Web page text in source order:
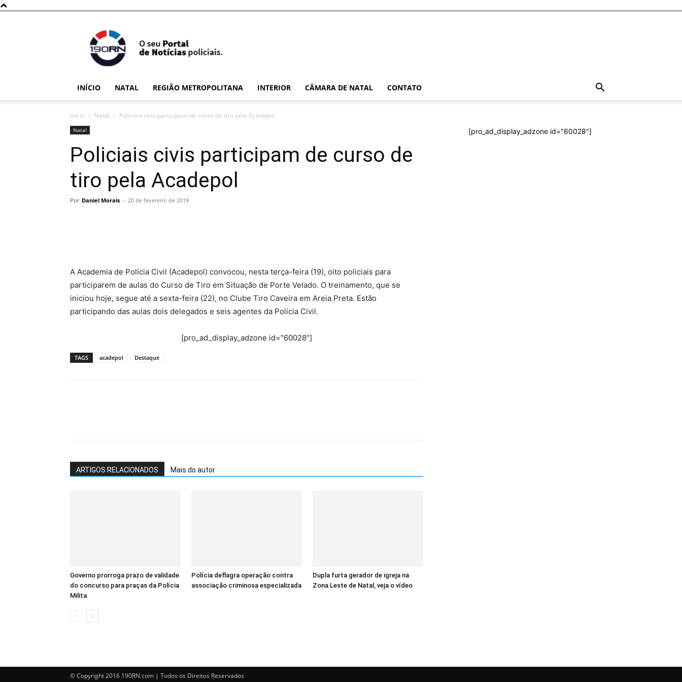
INÍCIO NATAL REGIÃO METROPOLITANA INTERIOR CÂMARA DE NATAL CONTATO
Início Natal Policiais civis participam de curso de tiro pela Acadepol
Natal
Policiais civis participam de curso de
tiro pela Acadepol
Por Daniel Morais - 20 de fevereiro de 2019
A Academia de Polícia Civil (Acadepol) convocou, nesta terça-feira (19), oito policiais para
participarem de aulas do Curso de Tiro em Situação de Porte Velado. O treinamento, que se
iniciou hoje, segue até a sexta-feira (22), no Clube Tiro Caveira em Areia Preta. Estão
participando das aulas dois delegados e seis agentes da Polícia Civil.
[pro_ad_display_adzone id="60028"]
TAGS acadepol Destaque
ARTIGOS RELACIONADOS Mais do autor
Governo prorroga prazo de validade
do concurso para praças da Polícia
Milita
Polícia deflagra operação contra
associação criminosa especializada
Dupla furta gerador de igreja na
Zona Leste de Natal, veja o vídeo
[pro_ad_display_adzone id="60028"]
© Copyright 2016 190RN.com | Todos os Direitos Reservados